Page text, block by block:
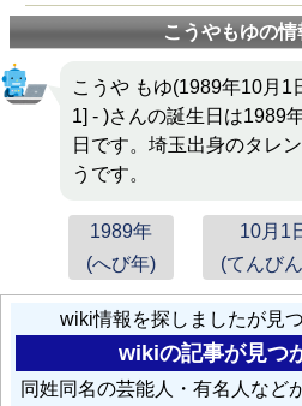
こうやもゆの情
こうや もゆ(1989年10月1
1] - )さんの誕生日は1989
日です。埼玉出身のタレ
うです。
1989年
(へび年)
10月1
(てんび
wiki情報を探しましたが見
wikiの記事が見つ
同姓同名の芸能人・有名人など